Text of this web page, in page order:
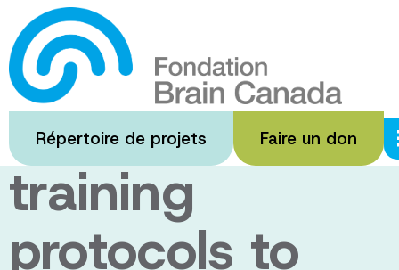
Passer
au
contenu
principal
Répertoire de projets Faire un don
Verifying
aerobic
training
protocols to